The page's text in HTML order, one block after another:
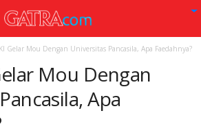
Gelar Mou Dengan Universitas Pancasila, Apa Faedahnya?
Mou Dengan
Apa